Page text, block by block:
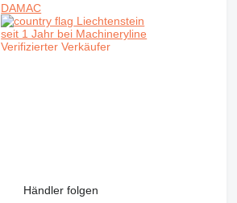
DAMAC
Liechtenstein
seit 1 Jahr bei Machineryline
Verifizierter Verkäufer
Händler folgen